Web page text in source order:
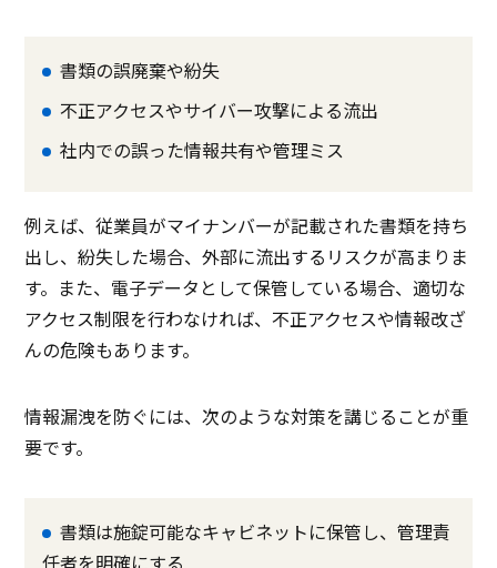
書類の誤廃棄や紛失
不正アクセスやサイバー攻撃による流出
社内での誤った情報共有や管理ミス
例えば、従業員がマイナンバーが記載された書類を持ち
出し、紛失した場合、外部に流出するリスクが高まりま
す。また、電子データとして保管している場合、適切な
アクセス制限を行わなければ、不正アクセスや情報改ざ
んの危険もあります。
情報漏洩を防ぐには、次のような対策を講じることが重
要です。
書類は施錠可能なキャビネットに保管し、管理責
任者を明確にする